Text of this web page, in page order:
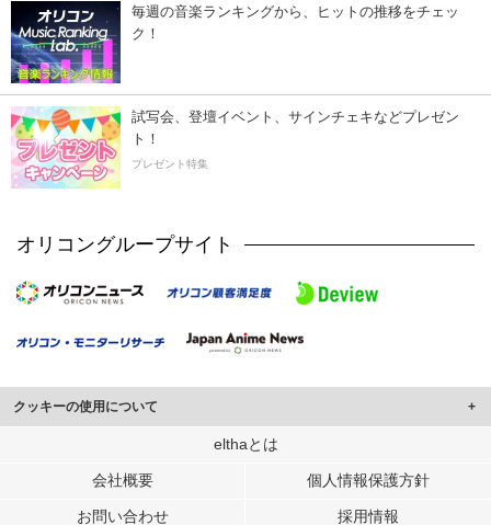
毎週の音楽ランキングから、ヒットの推移をチェッ
ク！
試写会、登壇イベント、サインチェキなどプレゼン
ト！
プレゼント特集
オリコングループサイト
クッキーの使用について
このサイトでは Cookie を使用して、ユーザーに合わせたコンテンツや広告の
行っています。
メディアや広告配信、データ解析の各パートナーに提供しています。
elthaとは
会社概要 個人情報保護方針
お問い合わせ 採用情報